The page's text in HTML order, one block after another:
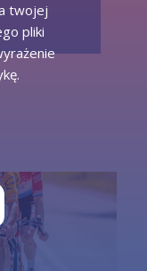
twojej
pliki